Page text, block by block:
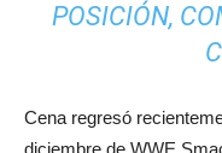
POSICIÓN,
Cena regresó